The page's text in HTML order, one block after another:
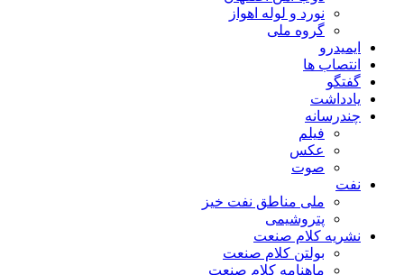
نورد و لوله اهواز
گروه ملی
ایمیدرو
انتصاب ها
گفتگو
یادداشت
چندرسانه
فیلم
عکس
صوت
نفت
ملی مناطق نفت خیز
پتروشیمی
نشریه کلام صنعت
بولتن کلام صنعت
ماهنامه کلام صنعت